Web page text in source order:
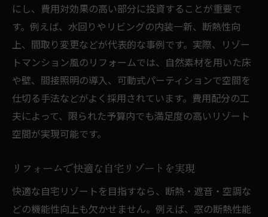
リフォームが叶える快適な住まいの作り方
リフォーム費用と予算内でのポイント整理
リフォームとインテリアの相乗効果とは
リフォーム事例から学ぶ理想空間の実現法
リフォーム業者選びの注意点と比較方法
ナチュラルモダンな内装へ変える方法とは
リフォームで叶えるナチュラルモダン内装
リフォーム時に押さえるデザインのポイン
ト
リゾートマンションテイストのリフォーム
にし、費用対効果の高い部分に投資することが重要で
す。例えば、水回りやリビングの内装一新、断熱性向
上、間取り変更などが代表的な事例です。実際、リゾー
トマンション風のリフォームでは、自然素材を用いた床
や壁、間接照明の導入、可動式パーティションで空間を
仕切る手法などがよく採用されています。費用配分の工
夫によって、限られた予算内でも満足度の高いリゾート
空間が実現可能です。
リフォームで快適な自宅リゾートを実現
快適な自宅リゾートを目指すなら、断熱・遮音・空調な
どの機能性向上も欠かせません。例えば、窓の断熱性能